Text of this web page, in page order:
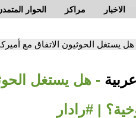
الحوار مراكز الاخبار
يستغل الحوثيون الاتفاق مع
- هل يستغل
| #رادار